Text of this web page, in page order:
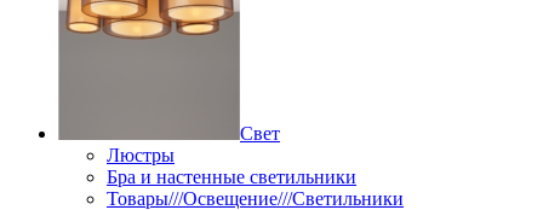
Свет
Люстры
Бра и настенные светильники
Товары///Освещение///Светильники